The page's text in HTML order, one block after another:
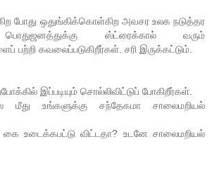
போது ஒதுங்கிக்கொள்கிற அவசர உலக நடுத்தர
ஸ்ட்ரைக்கால் வரும்
பற்றி கவலைப்படுகிறீர்கள். சரி இருக்கட்டும்.
இப்படியும் சொல்லிவிட்டுப் போகிறீர்கள்.
உங்களுக்கு சந்தேகமா சாலைமறியல்
கை உடைக்கபட்டு விட்டதா? உடனே சாலைமறியல்